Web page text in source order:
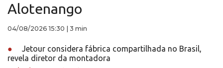
Alotenango
04/08/2026 15:30 3 min
●
Jetour considera fábrica compartilhada no Brasil,
revela diretor da montadora